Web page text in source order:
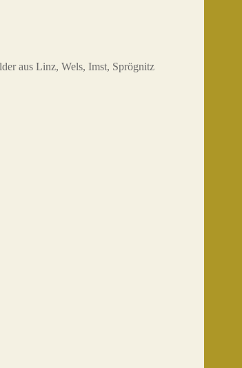
aus Linz, Wels, Imst, Sprögnitz